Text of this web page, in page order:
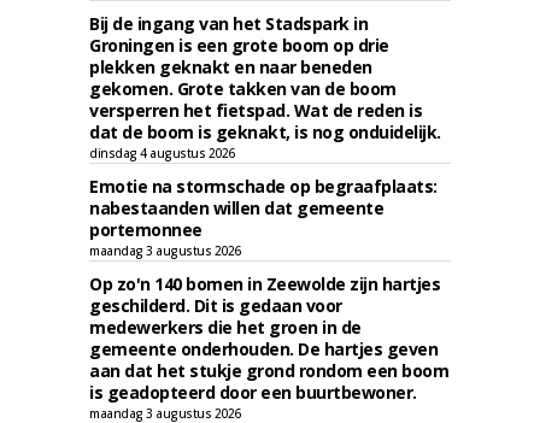
Bij de ingang van het Stadspark in
Groningen is een grote boom op drie
plekken geknakt en naar beneden
gekomen. Grote takken van de boom
versperren het fietspad. Wat de reden is
dat de boom is geknakt, is nog onduidelijk.
dinsdag 4 augustus 2026
Emotie na stormschade op begraafplaats:
nabestaanden willen dat gemeente
portemonnee
maandag 3 augustus 2026
Op zo'n 140 bomen in Zeewolde zijn hartjes
geschilderd. Dit is gedaan voor
medewerkers die het groen in de
gemeente onderhouden. De hartjes geven
aan dat het stukje grond rondom een boom
is geadopteerd door een buurtbewoner.
maandag 3 augustus 2026